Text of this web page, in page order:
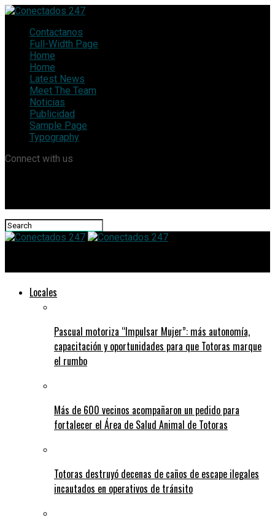
Contactanos
Full-Width Page
Home
Home
Latest News
Meet The Team
Noticias
Publicidad
Sample Page
Typography
Connect with us
Locales
Pascual motoriza “Impulsar Mujer”: más autonomía,
capacitación y oportunidades para que Totoras marque
el rumbo
Más de 600 vecinos acompañaron un pedido para
fortalecer el Área de Salud Animal de Totoras
Totoras destruyó decenas de caños de escape ilegales
incautados en operativos de tránsito